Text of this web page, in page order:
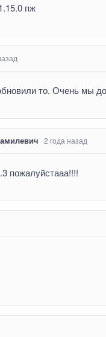
пж
то. Очень мы
2 года назад
пожалуйстааа!!!!